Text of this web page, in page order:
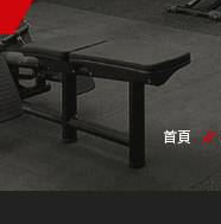
首頁